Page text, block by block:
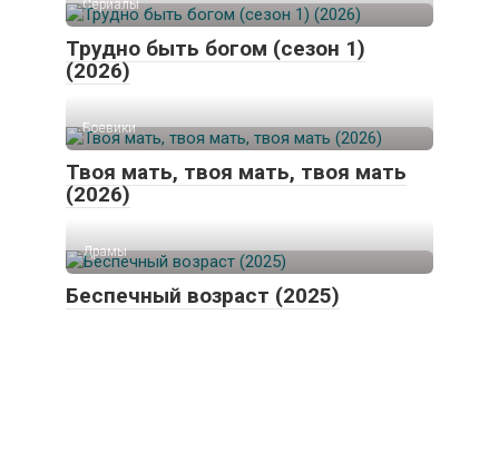
(2026)
Боевики
Твоя мать, твоя мать, твоя мать
(2026)
Драмы
Беспечный возраст (2025)